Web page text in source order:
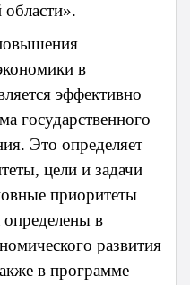
в
эффективно
государственного
Это определяет
цели и задачи
приоритеты
определены в
развития
в программе